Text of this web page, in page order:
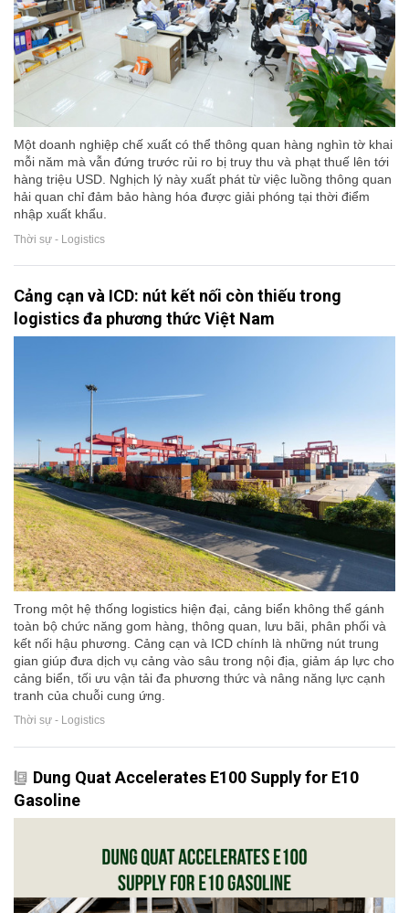
Một doanh nghiệp chế xuất có thể thông quan hàng nghìn tờ khai
mỗi năm mà vẫn đứng trước rủi ro bị truy thu và phạt thuế lên tới
hàng triệu USD. Nghịch lý này xuất phát từ việc luồng thông quan
hải quan chỉ đảm bảo hàng hóa được giải phóng tại thời điểm
nhập xuất khẩu.
Thời sự - Logistics
Cảng cạn và ICD: nút kết nối còn thiếu trong
logistics đa phương thức Việt Nam
Trong một hệ thống logistics hiện đại, cảng biển không thể gánh
toàn bộ chức năng gom hàng, thông quan, lưu bãi, phân phối và
kết nối hậu phương. Cảng cạn và ICD chính là những nút trung
gian giúp đưa dịch vụ cảng vào sâu trong nội địa, giảm áp lực cho
cảng biển, tối ưu vận tải đa phương thức và nâng năng lực cạnh
tranh của chuỗi cung ứng.
Thời sự - Logistics
Dung Quat Accelerates E100 Supply for E10
Gasoline